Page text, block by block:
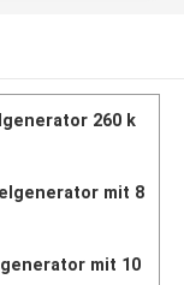
260 k
mit 8
mit 10